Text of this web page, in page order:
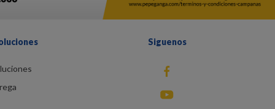
Siguenos
fb
You Tube